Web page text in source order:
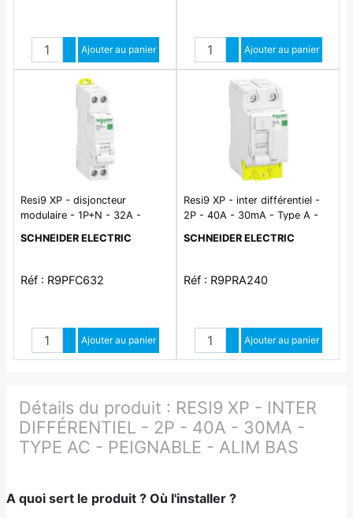
Quantité
Augmenter quantité
Diminuer quantité
Ajouter au panier Quantité
Augmenter quantité
Diminuer quantité
Ajouter au panier
Resi9 XP - disjoncteur
modulaire - 1P+N - 32A -
SCHNEIDER ELECTRIC
Réf : R9PFC632
Quantité
Augmenter quantité
Diminuer quantité
Ajouter au panier
Resi9 XP - inter différentiel -
2P - 40A - 30mA - Type A -
SCHNEIDER ELECTRIC
Réf : R9PRA240
Quantité
Augmenter quantité
Diminuer quantité
Ajouter au panier
Détails du produit : RESI9 XP - INTER
DIFFÉRENTIEL - 2P - 40A - 30MA -
TYPE AC - PEIGNABLE - ALIM BAS
A quoi sert le produit ? Où l'installer ?